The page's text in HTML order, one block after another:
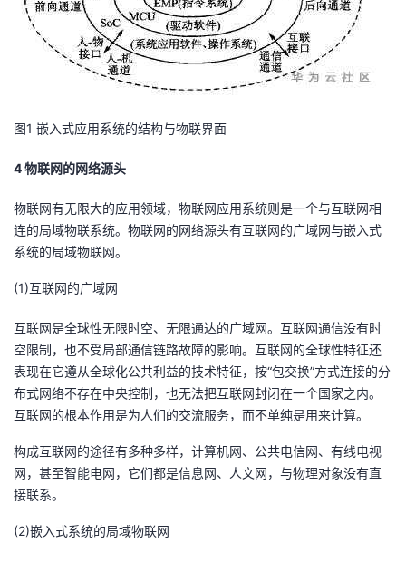
图1 嵌入式应用系统的结构与物联界面
4 物联网的网络源头
物联网有无限大的应用领域，物联网应用系统则是一个与互联网相
连的局域物联系统。物联网的网络源头有互联网的广域网与嵌入式
系统的局域物联网。
(1)互联网的广域网
互联网是全球性无限时空、无限通达的广域网。互联网通信没有时
空限制，也不受局部通信链路故障的影响。互联网的全球性特征还
表现在它遵从全球化公共利益的技术特征，按“包交换”方式连接的分
布式网络不存在中央控制，也无法把互联网封闭在一个国家之内。
互联网的根本作用是为人们的交流服务，而不单纯是用来计算。
构成互联网的途径有多种多样，计算机网、公共电信网、有线电视
网，甚至智能电网，它们都是信息网、人文网，与物理对象没有直
接联系。
(2)嵌入式系统的局域物联网